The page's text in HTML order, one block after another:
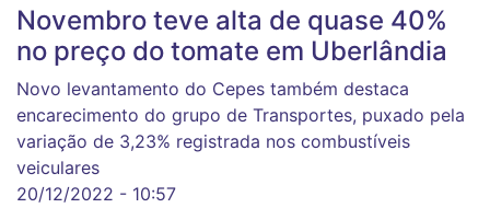
Novembro teve alta de quase 40%
no preço do tomate em Uberlândia
Novo levantamento do Cepes também destaca
encarecimento do grupo de Transportes, puxado pela
variação de 3,23% registrada nos combustíveis
veiculares
20/12/2022 - 10:57